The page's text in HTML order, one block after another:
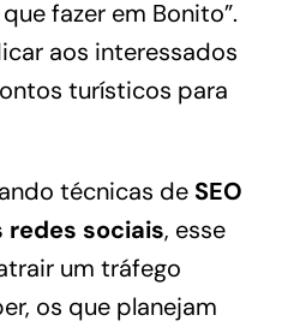
fazer em Bonito”.
aos interessados
turísticos para
técnicas de SEO
redes sociais, esse
um tráfego
os que planejam